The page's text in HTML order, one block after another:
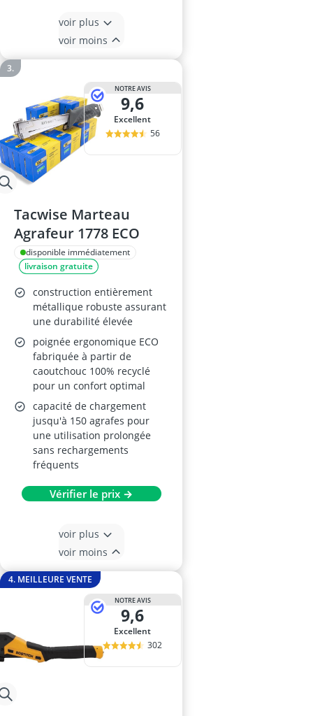
voir plus
voir moins
NOTRE AVIS
9,6
Excellent
56
Tacwise Marteau
Agrafeur 1778 ECO
disponible immédiatement
livraison gratuite
construction entièrement
métallique robuste assurant
une durabilité élevée
poignée ergonomique ECO
fabriquée à partir de
caoutchouc 100% recyclé
pour un confort optimal
capacité de chargement
jusqu'à 150 agrafes pour
une utilisation prolongée
sans rechargements
fréquents
Vérifier le prix →
voir plus
voir moins
4. MEILLEURE VENTE
NOTRE AVIS
9,6
Excellent
302